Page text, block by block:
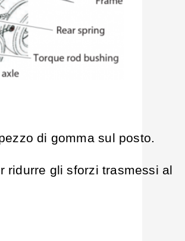
di gomma sul posto.
ridurre gli sforzi trasmessi al